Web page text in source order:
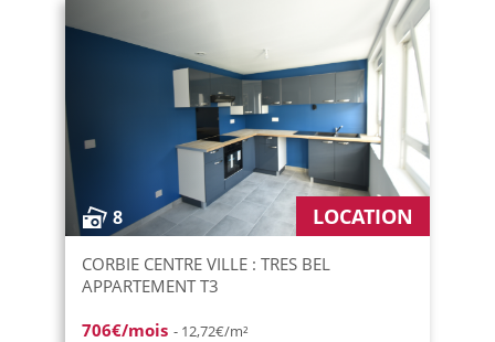
8 LOCATION
CORBIE CENTRE VILLE : TRES BEL
APPARTEMENT T3
706€/mois - 12,72€/m²